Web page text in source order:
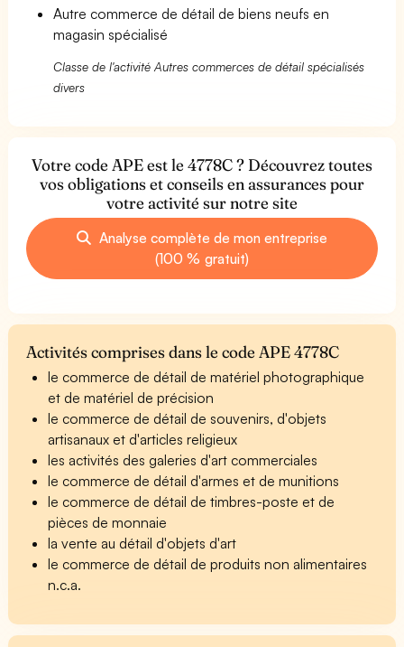
Autre commerce de détail de biens neufs en
magasin spécialisé
Classe de l'activité Autres commerces de détail spécialisés
divers
Votre code APE est le 4778C ? Découvrez toutes
vos obligations et conseils en assurances pour
votre activité sur notre site
Analyse complète de mon entreprise
(100 % gratuit)
Activités comprises dans le code APE 4778C
le commerce de détail de matériel photographique
et de matériel de précision
le commerce de détail de souvenirs, d'objets
artisanaux et d'articles religieux
les activités des galeries d'art commerciales
le commerce de détail d'armes et de munitions
le commerce de détail de timbres-poste et de
pièces de monnaie
la vente au détail d'objets d'art
le commerce de détail de produits non alimentaires
n.c.a.